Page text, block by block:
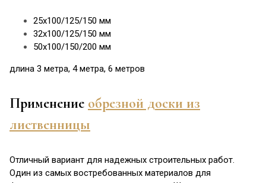
25х100/125/150 мм
32х100/125/150 мм
50х100/150/200 мм
длина 3 метра, 4 метра, 6 метров
Применение обрезной доски из
лиственницы
Отличный вариант для надежных строительных работ.
Один из самых востребованных материалов для